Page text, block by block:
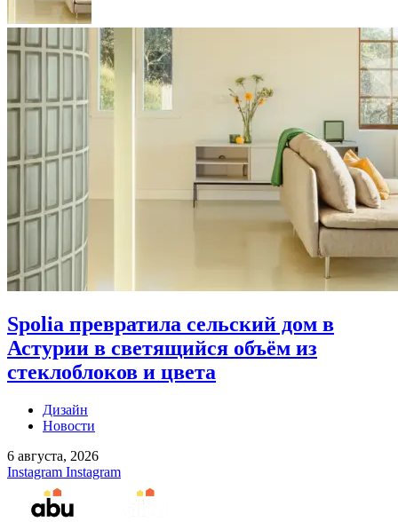
Spolia превратила сельский дом в
Астурии в светящийся объём из
стеклоблоков и цвета
Дизайн
Новости
6 августа, 2026
Instagram Instagram